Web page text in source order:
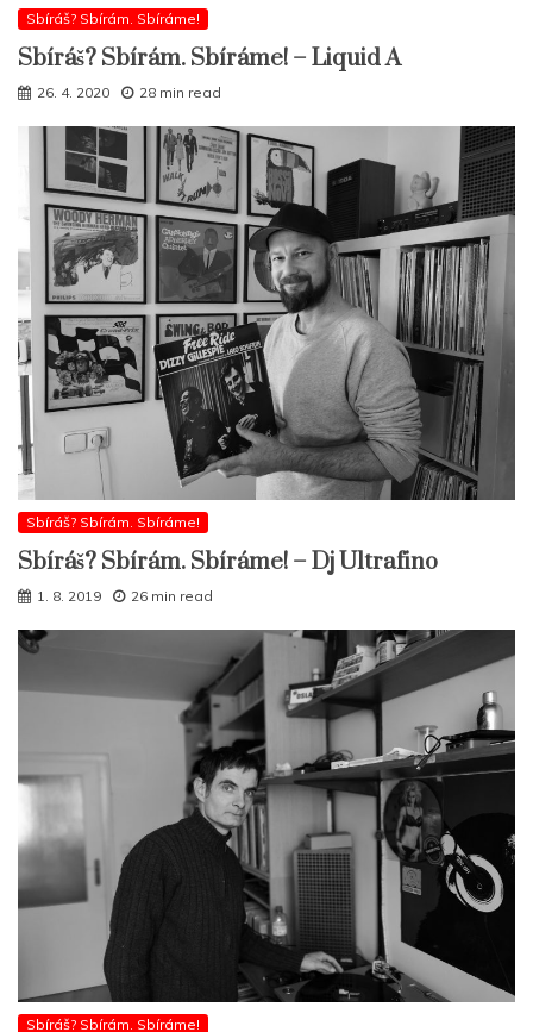
Sbíráš? Sbírám. Sbíráme!
Sbíráš? Sbírám. Sbíráme! – Liquid A
26. 4. 2020 28 min read
Sbíráš? Sbírám. Sbíráme!
Sbíráš? Sbírám. Sbíráme! – Dj Ultrafino
1. 8. 2019 26 min read
Sbíráš? Sbírám. Sbíráme!